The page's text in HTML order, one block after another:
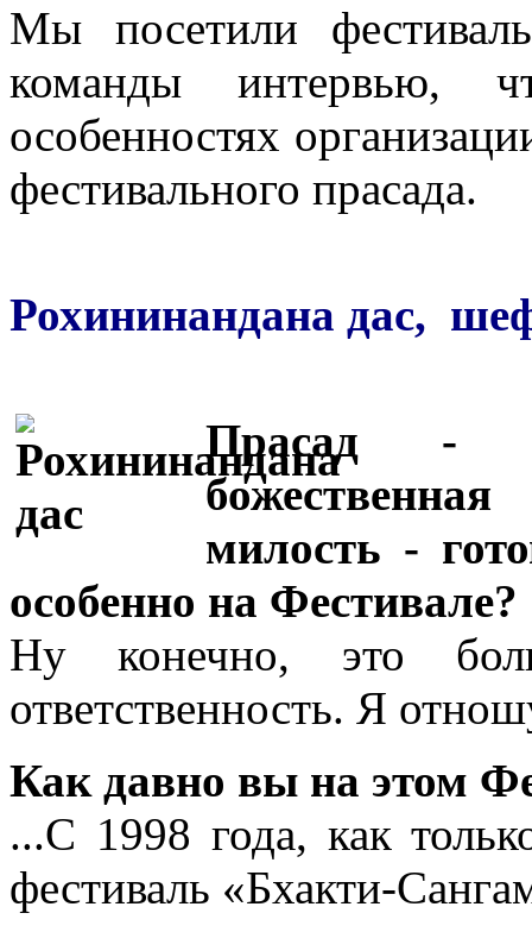
Мы посетили
команды интервью,
особенностях
фестивального прасада.
Рохининандана дас,
Прасад -
милость -
особенно на Фестивале?
Ну конечно, это
ответственность. Я
Как давно вы на этом
...С 1998 года, как
фестиваль «Бхакти-